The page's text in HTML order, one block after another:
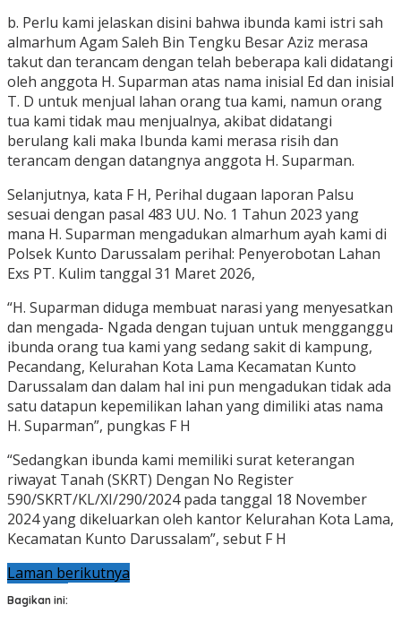
b. Perlu kami jelaskan disini bahwa ibunda kami istri sah
almarhum Agam Saleh Bin Tengku Besar Aziz merasa
takut dan terancam dengan telah beberapa kali didatangi
oleh anggota H. Suparman atas nama inisial Ed dan inisial
T. D untuk menjual lahan orang tua kami, namun orang
tua kami tidak mau menjualnya, akibat didatangi
berulang kali maka Ibunda kami merasa risih dan
terancam dengan datangnya anggota H. Suparman.
Selanjutnya, kata F H, Perihal dugaan laporan Palsu
sesuai dengan pasal 483 UU. No. 1 Tahun 2023 yang
mana H. Suparman mengadukan almarhum ayah kami di
Polsek Kunto Darussalam perihal: Penyerobotan Lahan
Exs PT. Kulim tanggal 31 Maret 2026,
“H. Suparman diduga membuat narasi yang menyesatkan
dan mengada- Ngada dengan tujuan untuk mengganggu
ibunda orang tua kami yang sedang sakit di kampung,
Pecandang, Kelurahan Kota Lama Kecamatan Kunto
Darussalam dan dalam hal ini pun mengadukan tidak ada
satu datapun kepemilikan lahan yang dimiliki atas nama
H. Suparman”, pungkas F H
“Sedangkan ibunda kami memiliki surat keterangan
riwayat Tanah (SKRT) Dengan No Register
590/SKRT/KL/XI/290/2024 pada tanggal 18 November
2024 yang dikeluarkan oleh kantor Kelurahan Kota Lama,
Kecamatan Kunto Darussalam”, sebut F H
Laman berikutnya
Bagikan ini: